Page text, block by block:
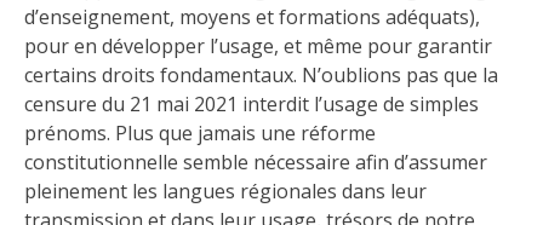
d’enseignement, moyens et formations adéquats),
pour en développer l’usage, et même pour garantir
certains droits fondamentaux. N’oublions pas que la
censure du 21 mai 2021 interdit l’usage de simples
prénoms. Plus que jamais une réforme
constitutionnelle semble nécessaire afin d’assumer
pleinement les langues régionales dans leur